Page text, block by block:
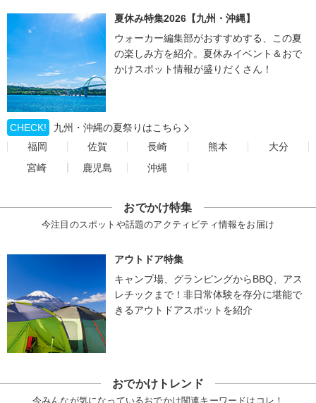
夏休み特集2026【九州・沖縄】
ウォーカー編集部がおすすめする、この夏
の楽しみ方を紹介。夏休みイベント＆おで
かけスポット情報が盛りだくさん！
CHECK!
九州・沖縄の夏祭りはこちら
福岡
佐賀 長崎 熊本
大分
宮崎
鹿児島 沖縄
おでかけ特集
今注目のスポットや話題のアクティビティ情報をお届け
アウトドア特集
キャンプ場、グランピングからBBQ、アス
レチックまで！非日常体験を存分に堪能で
きるアウトドアスポットを紹介
おでかけトレンド
今みんなが気になっているおでかけ関連キーワードはコレ！